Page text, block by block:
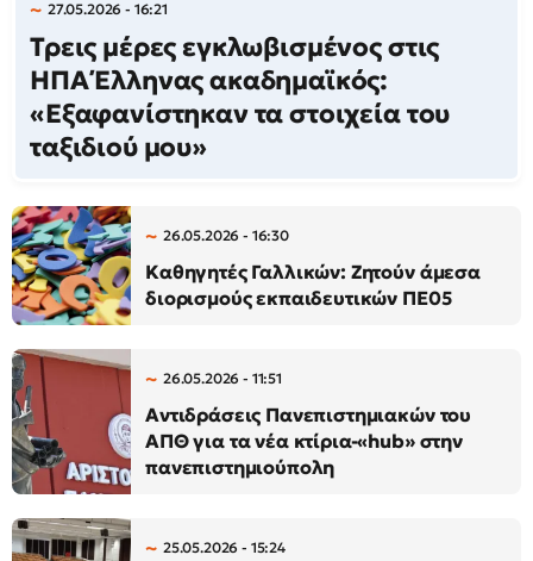
27.05.2026 - 16:21
Τρεις μέρες εγκλωβισμένος στις
ΗΠΑ Έλληνας ακαδημαϊκός:
«Εξαφανίστηκαν τα στοιχεία του
ταξιδιού μου»
26.05.2026 - 16:30
Καθηγητές Γαλλικών: Ζητούν άμεσα
διορισμούς εκπαιδευτικών ΠΕ05
26.05.2026 - 11:51
Αντιδράσεις Πανεπιστημιακών του
ΑΠΘ για τα νέα κτίρια-«hub» στην
πανεπιστημιούπολη
25.05.2026 - 15:24